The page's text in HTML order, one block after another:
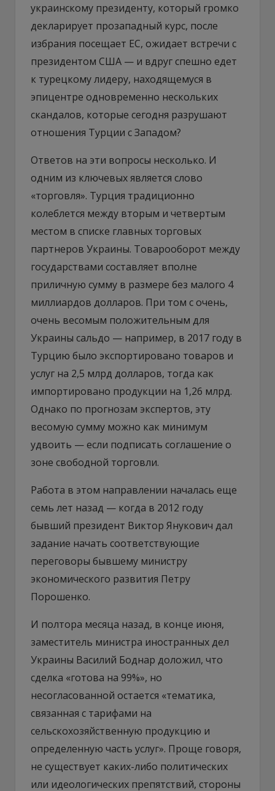
украинскому президенту, который громко
декларирует прозападный курс, после
избрания посещает ЕС, ожидает встречи с
президентом США — и вдруг спешно едет
к турецкому лидеру, находящемуся в
эпицентре одновременно нескольких
скандалов, которые сегодня разрушают
отношения Турции с Западом?
Ответов на эти вопросы несколько. И
одним из ключевых является слово
«торговля». Турция традиционно
колеблется между вторым и четвертым
местом в списке главных торговых
партнеров Украины. Товарооборот между
государствами составляет вполне
приличную сумму в размере без малого 4
миллиардов долларов. При том с очень,
очень весомым положительным для
Украины сальдо — например, в 2017 году в
Турцию было экспортировано товаров и
услуг на 2,5 млрд долларов, тогда как
импортировано продукции на 1,26 млрд.
Однако по прогнозам экспертов, эту
весомую сумму можно как минимум
удвоить — если подписать соглашение о
зоне свободной торговли.
Работа в этом направлении началась еще
семь лет назад — когда в 2012 году
бывший президент Виктор Янукович дал
задание начать соответствующие
переговоры бывшему министру
экономического развития Петру
Порошенко.
И полтора месяца назад, в конце июня,
заместитель министра иностранных дел
Украины Василий Боднар доложил, что
сделка «готова на 99%», но
несогласованной остается «тематика,
связанная с тарифами на
сельскохозяйственную продукцию и
определенную часть услуг». Проще говоря,
не существует каких-либо политических
или идеологических препятствий, стороны